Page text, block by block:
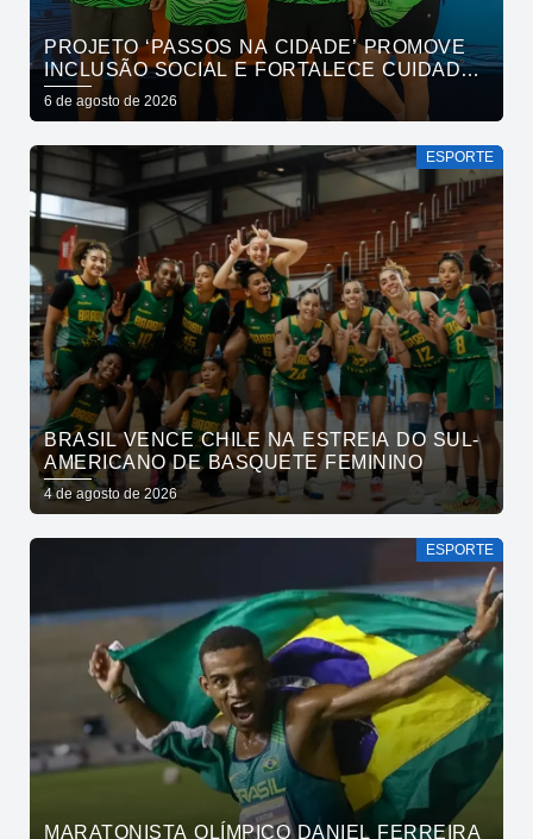
PROJETO ‘PASSOS NA CIDADE’ PROMOVE
INCLUSÃO SOCIAL E FORTALECE CUIDADO
EM SAÚDE MENTAL POR MEIO DA CORRIDA
6 de agosto de 2026
ESPORTE
BRASIL VENCE CHILE NA ESTREIA DO SUL-
AMERICANO DE BASQUETE FEMININO
4 de agosto de 2026
ESPORTE
MARATONISTA OLÍMPICO DANIEL FERREIRA